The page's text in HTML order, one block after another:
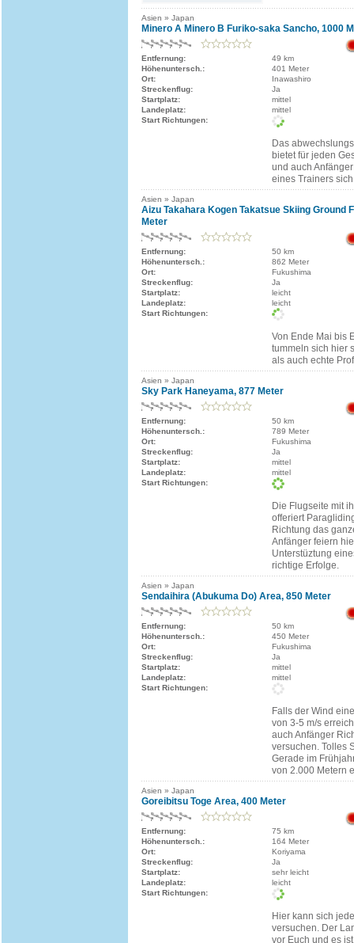
Asien » Japan
Minero A Minero B Furiko-saka Sancho, 1000
Entfernung:
49 km
Höhenuntersch.:
401 Meter
Ort:
Inawashiro
Streckenflug:
Ja
Startplatz:
mittel
Landeplatz:
mittel
Start Richtungen:
Das
bietet für jeden
und auch
eines Trainers
Asien » Japan
Aizu Takahara Kogen Takatsue Skiing Ground
Meter
Entfernung:
50 km
Höhenuntersch.:
862 Meter
Ort:
Fukushima
Streckenflug:
Ja
Startplatz:
leicht
Landeplatz:
leicht
Start Richtungen:
Von Ende Mai bis
tummeln sich hier
als auch echte
Asien » Japan
Sky Park Haneyama, 877 Meter
Entfernung:
50 km
Höhenuntersch.:
789 Meter
Ort:
Fukushima
Streckenflug:
Ja
Startplatz:
mittel
Landeplatz:
mittel
Start Richtungen:
Die Flugseite mit
offeriert
Richtung das
Anfänger feiern
Unterstüztung
richtige Erfolge.
Asien » Japan
Sendaihira (Abukuma Do) Area, 850 Meter
Entfernung:
50 km
Höhenuntersch.:
450 Meter
Ort:
Fukushima
Streckenflug:
Ja
Startplatz:
mittel
Landeplatz:
mittel
Start Richtungen:
Falls der Wind
von 3-5 m/s
auch Anfänger
versuchen. Tolles
Gerade im
von 2.000 Metern
Asien » Japan
Goreibitsu Toge Area, 400 Meter
Entfernung:
75 km
Höhenuntersch.:
164 Meter
Ort:
Koriyama
Streckenflug:
Ja
Startplatz:
sehr leicht
Landeplatz:
leicht
Start Richtungen:
Hier kann sich
versuchen. Der
vor Euch und es